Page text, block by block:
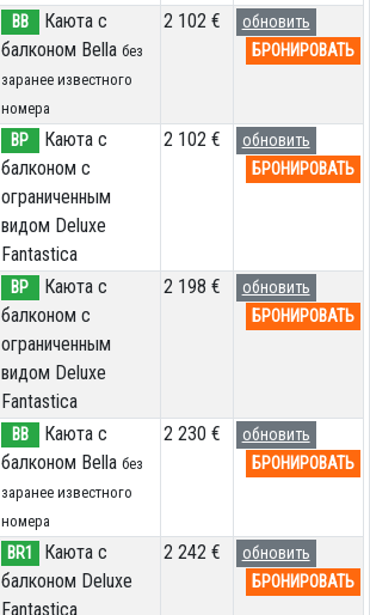
BB
Каюта с
балконом Bella без
заранее известного
номера
2 102 €
обновить
БРОНИРОВАТЬ
BP
Каюта с
балконом c
ограниченным
видом Deluxe
Fantastica
2 102 €
обновить
БРОНИРОВАТЬ
BP
Каюта с
балконом c
ограниченным
видом Deluxe
Fantastica
2 198 €
обновить
БРОНИРОВАТЬ
BB
Каюта с
балконом Bella без
заранее известного
номера
2 230 €
обновить
БРОНИРОВАТЬ
BR1
Каюта с
балконом Deluxe
Fantastica
2 242 €
обновить
БРОНИРОВАТЬ